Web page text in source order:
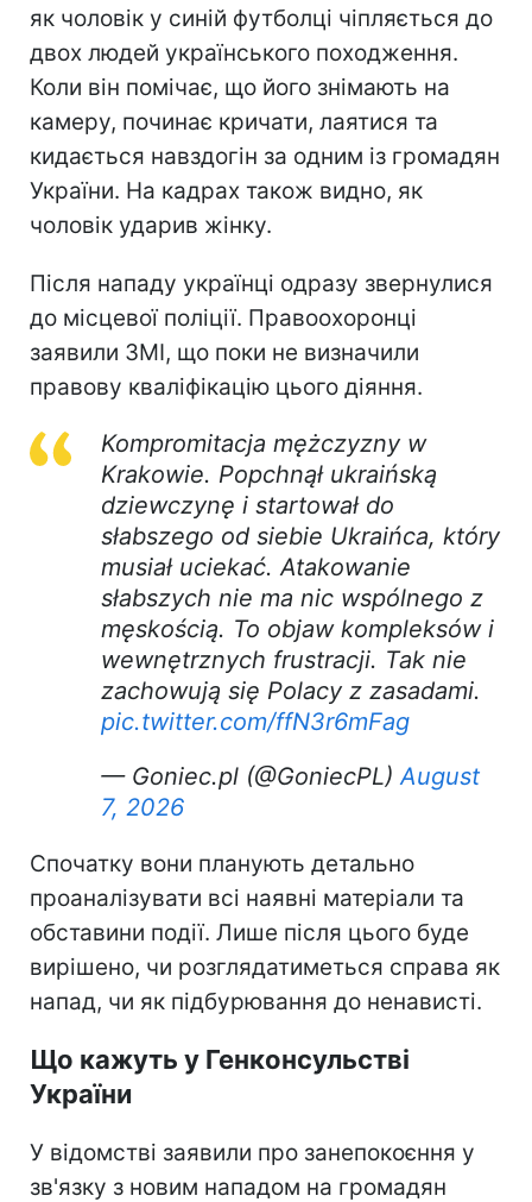
як чоловік у синій футболці чіпляється до
двох людей українського походження.
Коли він помічає, що його знімають на
камеру, починає кричати, лаятися та
кидається навздогін за одним із громадян
України. На кадрах також видно, як
чоловік ударив жінку.
Після нападу українці одразу звернулися
до місцевої поліції. Правоохоронці
заявили ЗМІ, що поки не визначили
правову кваліфікацію цього діяння.
Kompromitacja mężczyzny w
Krakowie. Popchnął ukraińską
dziewczynę i startował do
słabszego od siebie Ukraińca, który
musiał uciekać. Atakowanie
słabszych nie ma nic wspólnego z
męskością. To objaw kompleksów i
wewnętrznych frustracji. Tak nie
zachowują się Polacy z zasadami.
pic.twitter.com/ffN3r6mFag
— Goniec.pl (@GoniecPL)August
7, 2026
Спочатку вони планують детально
проаналізувати всі наявні матеріали та
обставини події. Лише після цього буде
вирішено, чи розглядатиметься справа як
напад, чи як підбурювання до ненависті.
Що кажуть у Генконсульстві
України
У відомстві заявили про занепокоєння у
зв'язку з новим нападом на громадян